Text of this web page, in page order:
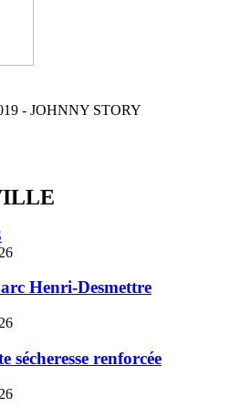
- JOHNNY STORY
Henri-Desmettre
sécheresse renforcée